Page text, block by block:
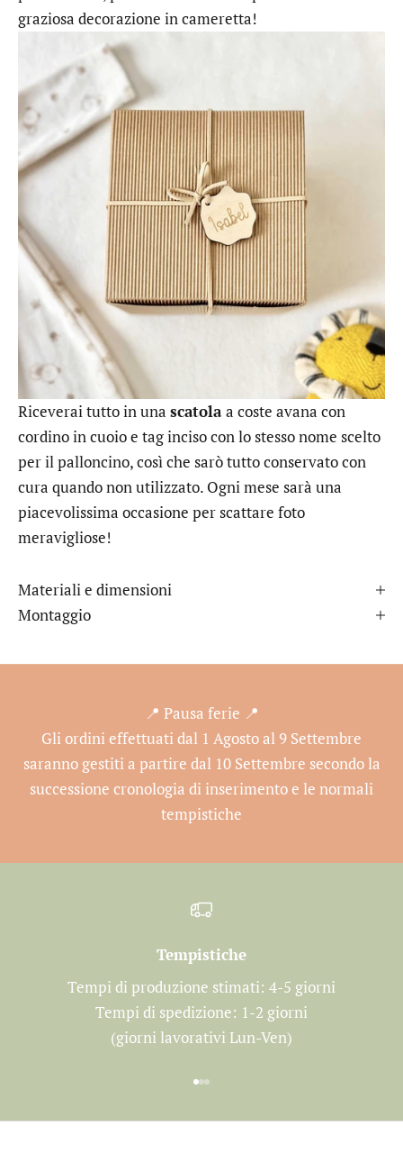
graziosa decorazione in cameretta!
Riceverai tutto in una scatolaa coste avana con
cordino in cuoio e tag inciso con lo stesso nome scelto
per il palloncino, così che sarò tutto conservato con
cura quando non utilizzato. Ogni mese sarà una
piacevolissima occasione per scattare foto
meravigliose!
Materiali e dimensioni
Montaggio
📍 Pausa ferie 📍
Gli ordini effettuati dal 1 Agosto al 9 Settembre
saranno gestiti a partire dal 10 Settembre secondo la
successione cronologia di inserimento e le normali
tempistiche
Tempistiche
Tempi di produzione stimati: 4-5 giorni
Tempi di spedizione: 1-2 giorni
(giorni lavorativi Lun-Ven)
Vai all'articolo 1
Vai all'articolo 2
Vai all'articolo 3